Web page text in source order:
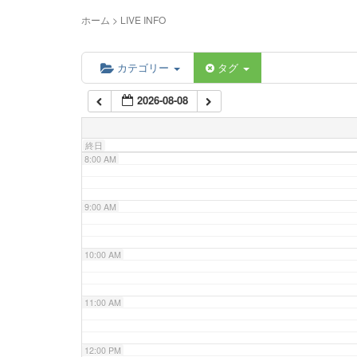
ホーム > LIVE INFO
カテゴリー タグ
2026-08-08
終日
5:00 AM
6:00 AM
7:00 AM
8:00 AM
9:00 AM
10:00 AM
11:00 AM
12:00 PM